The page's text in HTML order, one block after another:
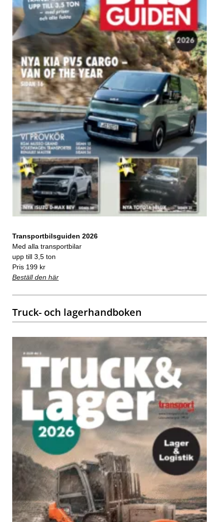
Transportbilsguiden 2026
Med alla transportbilar
upp till 3,5 ton
Pris 199 kr
Beställ den här
Truck- och lagerhandboken